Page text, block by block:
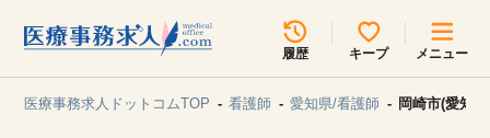
履歴 キープ メニュー
医療事務求人ドットコムTOP 看護師 愛知県/看護師 岡崎市(愛知
所在地のエリアを選択してください
各支店担当よりご連絡させていただきます。